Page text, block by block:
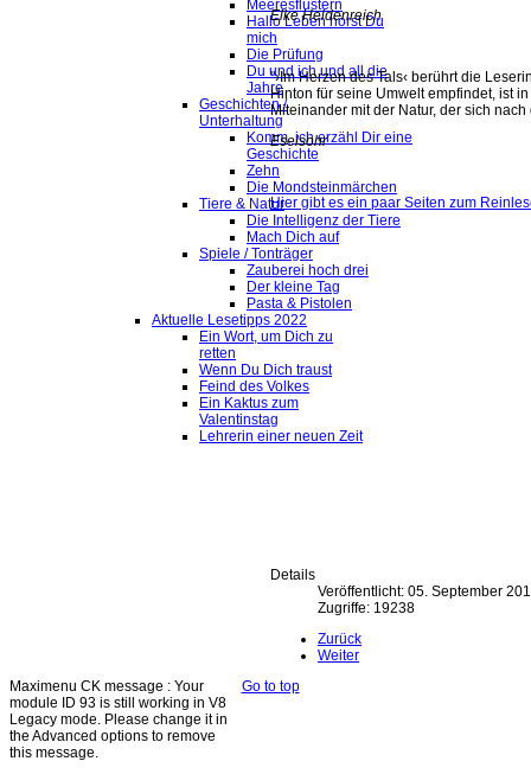
Meeresflüstern
Hallo Leben hörst Du
mich
Die Prüfung
Du und ich und all die
Jahre
Geschichten /
Unterhaltung
Komm, ich erzähl Dir eine
Geschichte
Zehn
Die Mondsteinmärchen
Tiere & Natur
Die Intelligenz der Tiere
Mach Dich auf
Spiele / Tonträger
Zauberei hoch drei
Der kleine Tag
Pasta & Pistolen
Aktuelle Lesetipps 2022
Ein Wort, um Dich zu
retten
Wenn Du Dich traust
Feind des Volkes
Ein Kaktus zum
Valentinstag
Lehrerin einer neuen Zeit
Elke Heidenreich
"›Im Herzen des Tals‹ berührt die
Hinton für seine Umwelt empfindet, ist
Miteinander mit der Natur, der sich
Eselsohr
Hier gibt es ein paar Seiten zum
Details
Veröffentlicht: 05. September
Zugriffe: 19238
Zurück
Weiter
Maximenu CK message : Your
module ID 93 is still working in V8
Legacy mode. Please change it in
the Advanced options to remove
this message.
Go to top